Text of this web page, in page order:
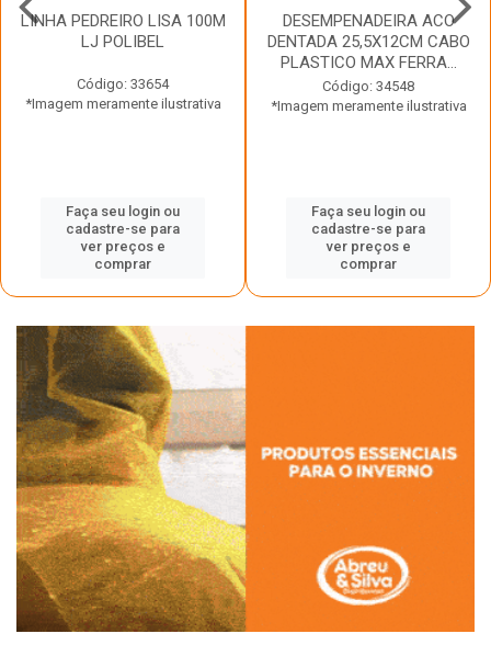
LINHA PEDREIRO LISA 100M
LJ POLIBEL
Código: 33654
*Imagem meramente ilustrativa
Faça seu login ou
cadastre-se para
ver preços e
comprar
DESEMPENADEIRA ACO
DENTADA 25,5X12CM CABO
PLASTICO MAX FERRA...
Código: 34548
*Imagem meramente ilustrativa
Faça seu login ou
cadastre-se para
ver preços e
comprar